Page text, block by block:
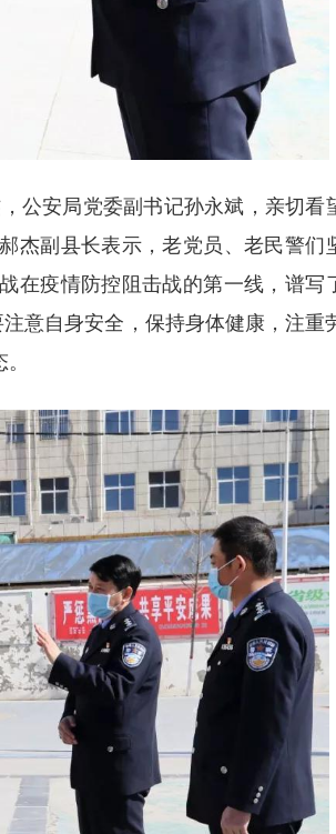
安局党委副书记孙永斌，亲切看
杰副县长表示，老党员、老民警们
在疫情防控阻击战的第一线，谱写
意自身安全，保持身体健康，注重